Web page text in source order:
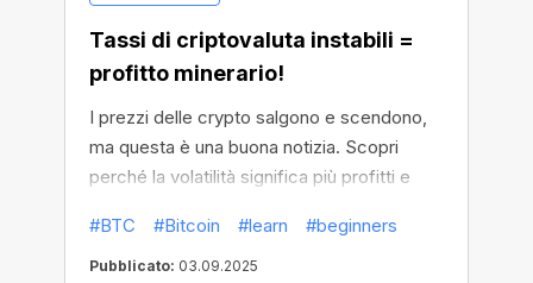
Tassi di criptovaluta instabili =
profitto minerario!
I prezzi delle crypto salgono e scendono,
ma questa è una buona notizia. Scopri
perché la volatilità significa più profitti e
con il mercato.
#BTC #Bitcoin #learn #beginners
Pubblicato: 03.09.2025